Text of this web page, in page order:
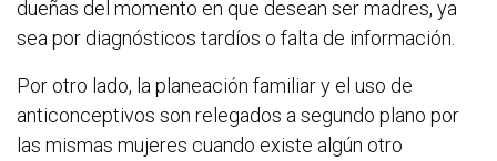
dueñas del momento en que desean ser madres, ya
sea por diagnósticos tardíos o falta de información.
Por otro lado, la planeación familiar y el uso de
anticonceptivos son relegados a segundo plano por
las mismas mujeres cuando existe algún otro